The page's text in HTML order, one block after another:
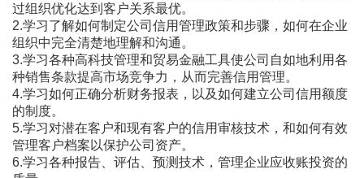
过组织优化达到客户关系最优。
2.学习了解如何制定公司信用管理政策和步骤，如何在企业
组织中完全清楚地理解和沟通。
3.学习各种高科技管理和贸易金融工具使公司自如地利用各
种销售条款提高市场竞争力，从而完善信用管理。
4.学习如何正确分析财务报表，以及如何建立公司信用额度
的制度。
5.学习对潜在客户和现有客户的信用审核技术，和如何有效
管理客户档案以保护公司资产。
6.学习各种报告、评估、预测技术，管理企业应收账投资的